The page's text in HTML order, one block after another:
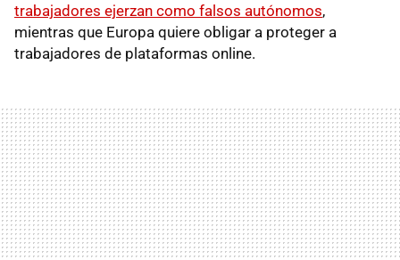
trabajadores ejerzan como falsos autónomos,
mientras que Europa quiere obligar a proteger a
trabajadores de plataformas online.